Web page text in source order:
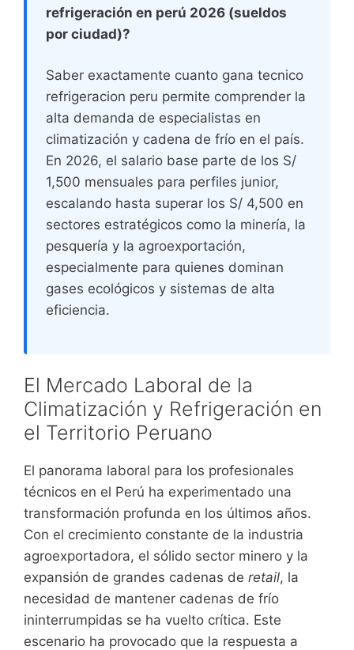
refrigeración en perú 2026 (sueldos
por ciudad)?
Saber exactamente cuanto gana tecnico
refrigeracion peru permite comprender la
alta demanda de especialistas en
climatización y cadena de frío en el país.
En 2026, el salario base parte de los S/
1,500 mensuales para perfiles junior,
escalando hasta superar los S/ 4,500 en
sectores estratégicos como la minería, la
pesquería y la agroexportación,
especialmente para quienes dominan
gases ecológicos y sistemas de alta
eficiencia.
El Mercado Laboral de la
Climatización y Refrigeración en
el Territorio Peruano
El panorama laboral para los profesionales
técnicos en el Perú ha experimentado una
transformación profunda en los últimos años.
Con el crecimiento constante de la industria
agroexportadora, el sólido sector minero y la
expansión de grandes cadenas de retail, la
necesidad de mantener cadenas de frío
ininterrumpidas se ha vuelto crítica. Este
escenario ha provocado que la respuesta a